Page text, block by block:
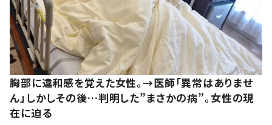
胸部に違和感を覚えた女性。→医師「異常はありませ
ん」しかしその後…判明した”まさかの病”。女性の現
在に迫る